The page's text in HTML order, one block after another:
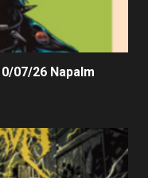
07/26 Napalm